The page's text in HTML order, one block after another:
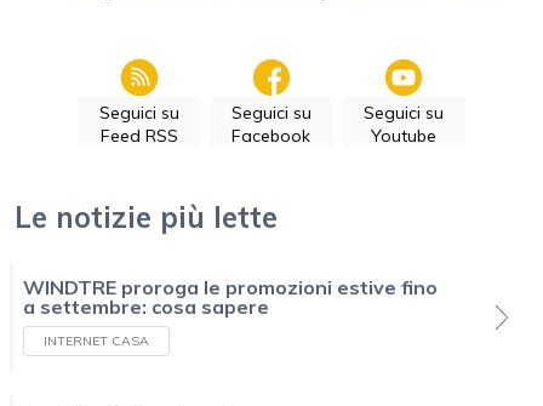
Seguici su
Feed RSS
Seguici su
Facebook
Seguici su
Youtube
Le notizie più lette
WINDTRE proroga le promozioni estive fino
a settembre: cosa sapere
INTERNET CASA